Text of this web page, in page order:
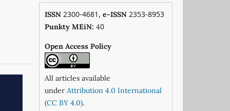
ISSN 2300-4681, e-ISSN 2353-8953
Punkty MEiN: 40
Open Access Policy
All articles available
under Attribution 4.0 International
(CC BY 4.0).